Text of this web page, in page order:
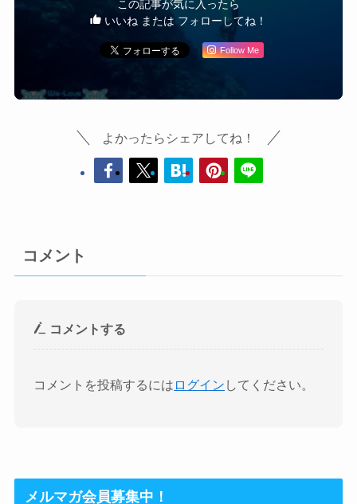
この記事が気に入ったら
いいね または フォローしてね！
Follow Me
よかったらシェアしてね！
コメント
コメントする
コメントを投稿するには ログイン してください。
メルマガ会員募集中！